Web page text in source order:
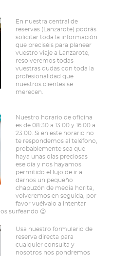
En nuestra central de
reservas (Lanzarote) podrás
solicitar toda la información
que preciséis para planear
vuestro viaje a Lanzarote,
resolveremos todas
vuestras dudas con toda la
profesionalidad que
nuestros clientes se
merecen.
Nuestro horario de oficina
es de 08:30 a 13:00 y 16:00 a
23:00. Si en este horario no
te respondemos al teléfono,
probablemente sea que
haya unas olas preciosas
ese día y nos hayamos
permitido el lujo de ir a
darnos un pequeño
chapuzón de media horita,
volveremos en seguida, por
favor vuélvalo a intentar
surfeando 😉
Usa nuestro formulario de
reserva directa para
cualquier consulta y
nosotros nos pondremos